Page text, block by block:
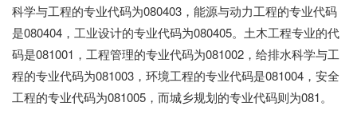
科学与工程的专业代码为080403，能源与动力工程的专业代码
是080404，工业设计的专业代码为080405。土木工程专业的代
码是081001，工程管理的专业代码为081002，给排水科学与工
程的专业代码为081003，环境工程的专业代码是081004，安全
工程的专业代码为081005，而城乡规划的专业代码则为081。